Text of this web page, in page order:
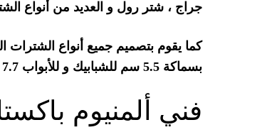
جراج ، شتر رول و العديد من أنواع
كما يقوم بتصميم جميع أنواع الشترات
بسماكة 5.5 سم للشبابيك و للأبواب 7.7 سم و بحسب رغبة العميل .
فني ألمنيوم